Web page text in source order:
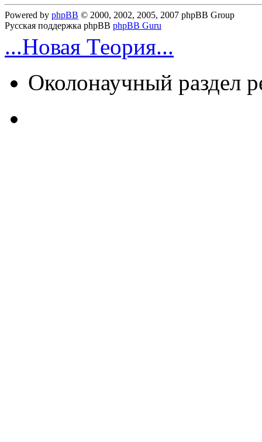
Powered by phpBB © 2000, 2002, 2005, 2007 phpBB Group
Русская поддержка phpBB phpBB Guru
...Новая Теория...
Околонаучный раздел